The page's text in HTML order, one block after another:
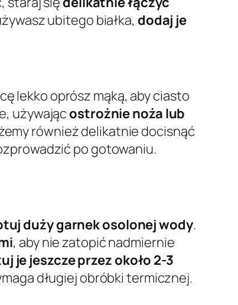
ubitego białka, dodaj je
lekko oprósz mąką, aby ciasto
używając ostrożnie noża lub
również delikatnie docisnąć
po gotowaniu.
duży garnek osolonej wody.
, aby nie zatopić nadmiernie
je jeszcze przez około 2-3
długiej obróbki termicznej.